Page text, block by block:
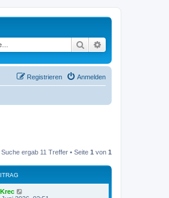
Suche
Anmelden
Registrieren
Suche ergab 11 Treffer • Seite 1 von 1